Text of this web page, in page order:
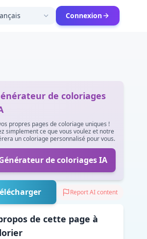
Connexion
de coloriages
propres pages de coloriage uniques !
simplement ce que vous voulez et notre
un coloriage personnalisé pour vous.
de coloriages IA
Report AI content
de cette page à